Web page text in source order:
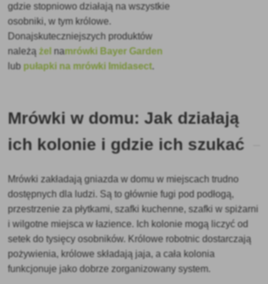
gdzie stopniowo działają na wszystkie
osobniki, w tym królowe.
Donajskuteczniejszych produktów
należążel namrówki Bayer Garden
lubpułapki na mrówki Imidasect.
Mrówki w domu: Jak działają
ich kolonie i gdzie ich szukać
Mrówki zakładają gniazda w domu w miejscach trudno
dostępnych dla ludzi. Są to głównie fugi pod podłogą,
przestrzenie za płytkami, szafki kuchenne, szafki w spiżarni
i wilgotne miejsca w łazience. Ich kolonie mogą liczyć od
setek do tysięcy osobników. Królowe robotnic dostarczają
pożywienia, królowe składają jaja, a cała kolonia
funkcjonuje jako dobrze zorganizowany system.